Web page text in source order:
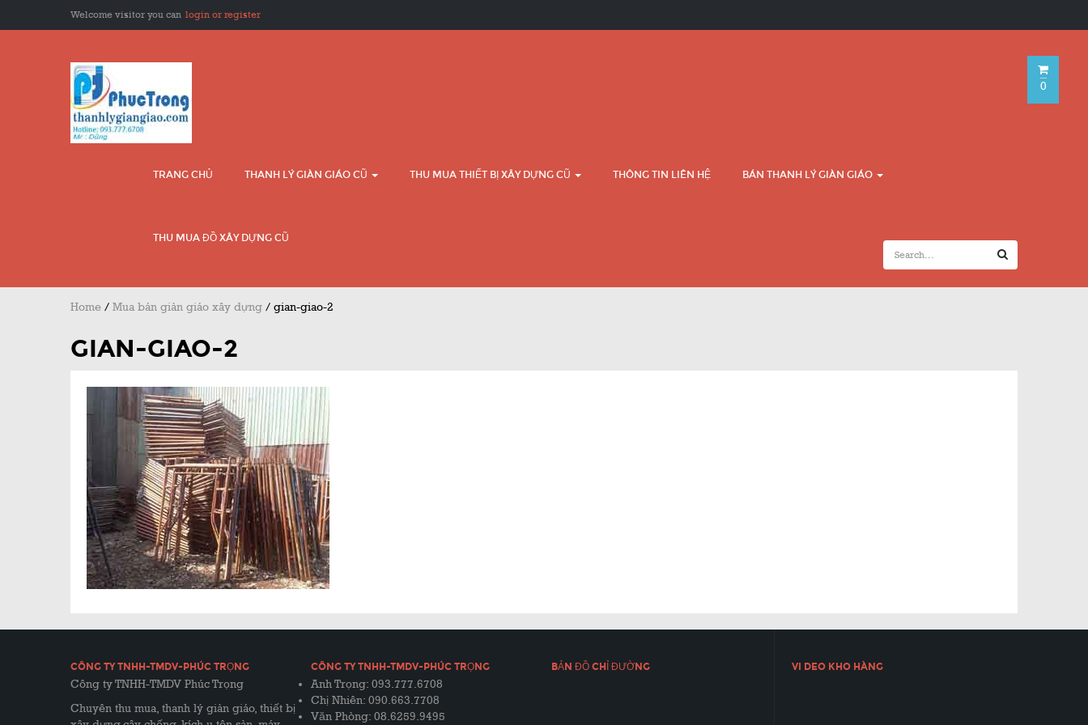
Welcome visitor you can login or register
TRANG CHỦ THANH LÝ GIÀN GIÁO CŨ THU MUA THIẾT BỊ XÂY DỰNG CŨ THÔNG TIN LIÊN HỆ BÁN THANH LÝ GIÀN GIÁO
THU MUA ĐỒ XÂY DỰNG CŨ
0
Home / Mua bán giàn giáo xây dựng / gian-giao-2
GIAN-GIAO-2
CÔNG TY TNHH-TMDV-PHÚC TRỌNG
Công ty TNHH-TMDV Phúc Trọng
Chuyên thu mua, thanh lý giàn giáo, thiết bị
CÔNG TY TNHH-TMDV-PHÚC TRỌNG
Anh Trọng: 093.777.6708
Chị Nhiên: 090.663.7708
Văn Phòng: 08.6259.9495
BẢN ĐỒ CHỈ ĐƯỜNG VI DEO KHO HÀNG